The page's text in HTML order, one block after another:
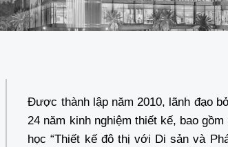
Được thành lập năm 2010, lãnh đạo
24 năm kinh nghiệm thiết kế, bao
học “Thiết kế đô thị với Di sản và